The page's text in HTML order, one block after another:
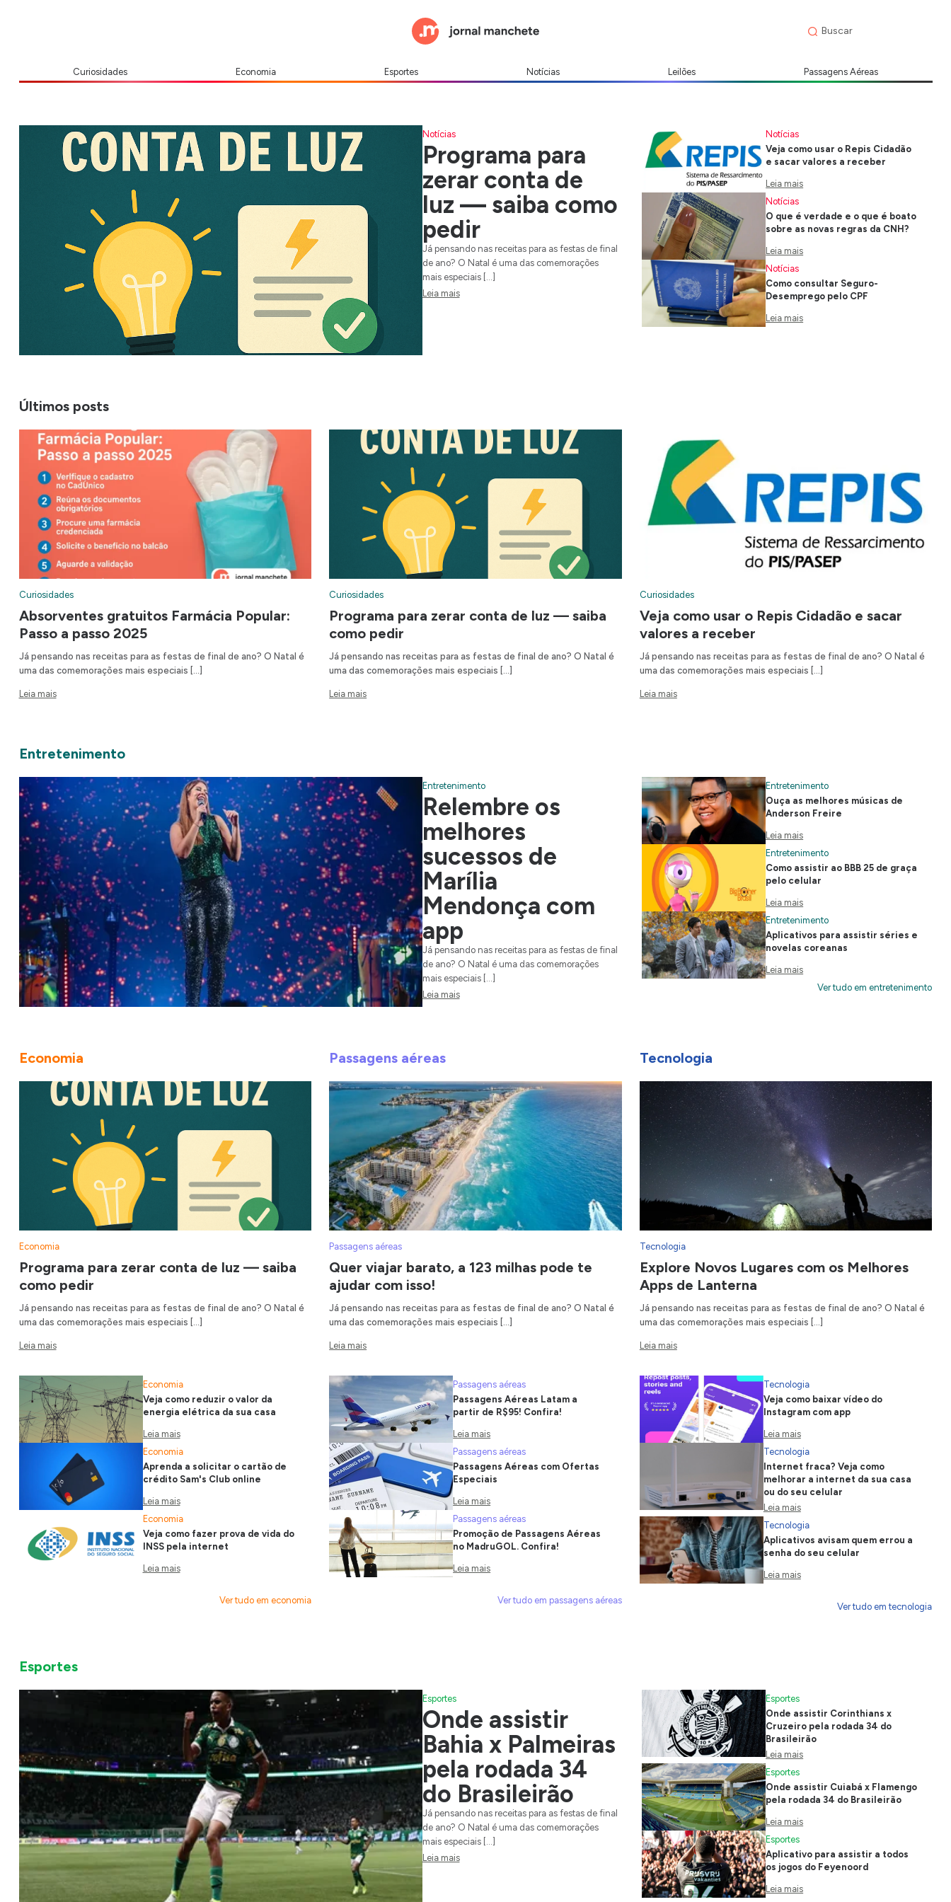
Curiosidades Economia Esportes Notícias Leilões Passagens Aéreas
Notícias
Programa para
zerar conta de
luz — saiba como
pedir
Já pensando nas receitas para as festas de final
de ano? O Natal é uma das comemorações
mais especiais […]
Leia mais
Notícias
Veja como usar o Repis Cidadão
e sacar valores a receber
Leia mais
Notícias
O que é verdade e o que é boato
sobre as novas regras da CNH?
Leia mais
Notícias
Como consultar Seguro-
Desemprego pelo CPF
Leia mais
Últimos posts
Curiosidades
Absorventes gratuitos Farmácia Popular:
Passo a passo 2025
Já pensando nas receitas para as festas de final de ano? O Natal é
uma das comemorações mais especiais […]
Leia mais
Curiosidades
Programa para zerar conta de luz — saiba
como pedir
Já pensando nas receitas para as festas de final de ano? O Natal é
uma das comemorações mais especiais […]
Leia mais
Curiosidades
Veja como usar o Repis Cidadão e sacar
valores a receber
Já pensando nas receitas para as festas de final de ano? O Natal é
uma das comemorações mais especiais […]
Leia mais
Entretenimento
Entretenimento
Relembre os
melhores
sucessos de
Marília
Mendonça com
app
Já pensando nas receitas para as festas de final
de ano? O Natal é uma das comemorações
mais especiais […]
Leia mais
Entretenimento
Ouça as melhores músicas de
Anderson Freire
Leia mais
Entretenimento
Como assistir ao BBB 25 de graça
pelo celular
Leia mais
Entretenimento
Aplicativos para assistir séries e
novelas coreanas
Leia mais
Ver tudo em entretenimento
Economia
Economia
Programa para zerar conta de luz — saiba
como pedir
Já pensando nas receitas para as festas de final de ano? O Natal é
uma das comemorações mais especiais […]
Leia mais
Economia
Veja como reduzir o valor da
energia elétrica da sua casa
Leia mais
Economia
Aprenda a solicitar o cartão de
crédito Sam's Club online
Leia mais
Economia
Veja como fazer prova de vida do
INSS pela internet
Leia mais
Ver tudo em economia
Passagens aéreas
Passagens aéreas
Quer viajar barato, a 123 milhas pode te
ajudar com isso!
Já pensando nas receitas para as festas de final de ano? O Natal é
uma das comemorações mais especiais […]
Leia mais
Passagens aéreas
Passagens Aéreas Latam a
partir de R$95! Confira!
Leia mais
Passagens aéreas
Passagens Aéreas com Ofertas
Especiais
Leia mais
Passagens aéreas
Promoção de Passagens Aéreas
no MadruGOL. Confira!
Leia mais
Ver tudo em passagens aéreas
Tecnologia
Tecnologia
Explore Novos Lugares com os Melhores
Apps de Lanterna
Já pensando nas receitas para as festas de final de ano? O Natal é
uma das comemorações mais especiais […]
Leia mais
Tecnologia
Veja como baixar vídeo do
Instagram com app
Leia mais
Tecnologia
Internet fraca? Veja como
melhorar a internet da sua casa
ou do seu celular
Leia mais
Tecnologia
Aplicativos avisam quem errou a
senha do seu celular
Leia mais
Ver tudo em tecnologia
Esportes
Esportes
Onde assistir
Bahia x Palmeiras
pela rodada 34
do Brasileirão
Já pensando nas receitas para as festas de final
de ano? O Natal é uma das comemorações
mais especiais […]
Leia mais
Esportes
Onde assistir Corinthians x
Cruzeiro pela rodada 34 do
Brasileirão
Leia mais
Esportes
Onde assistir Cuiabá x Flamengo
pela rodada 34 do Brasileirão
Leia mais
Esportes
Aplicativo para assistir a todos
os jogos do Feyenoord
Leia mais